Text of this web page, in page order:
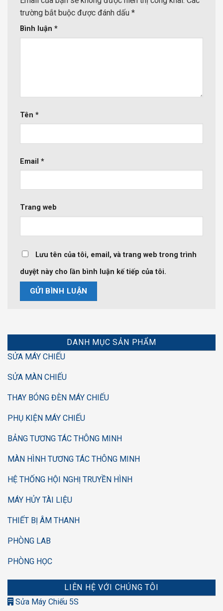
DANH MỤC SẢN PHẨM
SỬA MÁY CHIẾU
SỬA MÀN CHIẾU
THAY BÓNG ĐÈN MÁY CHIẾU
PHỤ KIỆN MÁY CHIẾU
BẢNG TƯƠNG TÁC THÔNG MINH
MÀN HÌNH TƯƠNG TÁC THÔNG MINH
HỆ THỐNG HỘI NGHỊ TRUYỀN HÌNH
MÁY HỦY TÀI LIỆU
THIẾT BỊ ÂM THANH
PHÒNG LAB
PHÒNG HỌC
LIÊN HỆ VỚI CHÚNG TÔI
Sửa Máy Chiếu 5S
trường bắt buộc được đánh dấu *
Bình luận *
Tên *
Email *
Trang web
Lưu tên của tôi, email, và trang web trong trình
duyệt này cho lần bình luận kế tiếp của tôi.